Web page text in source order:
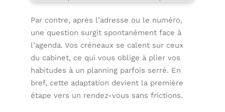
Par contre, après l’adresse ou le numéro,
une question surgit spontanément face à
l’agenda. Vos créneaux se calent sur ceux
du cabinet, ce qui vous oblige à plier vos
habitudes à un planning parfois serré. En
bref, cette adaptation devient la première
étape vers un rendez-vous sans frictions.